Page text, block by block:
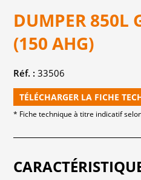
DUMPER 850L
(150 AHG)
Réf. : 33506
TÉLÉCHARGER LA FICHE
* Fiche technique à titre indicatif